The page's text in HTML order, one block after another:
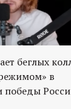
беглых
в
победы